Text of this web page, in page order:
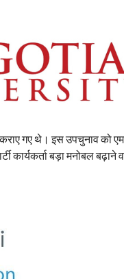
गए थे। इस उपचुनाव को
कार्यकर्ता बड़ा मनोबल